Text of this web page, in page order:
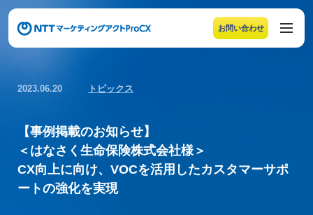
お問い合わせ
メニューの末尾です。Escape キーでメニューを閉じるこ
2023.06.20 トピックス
【事例掲載のお知らせ】
＜はなさく生命保険株式会社様＞
CX向上に向け、VOCを活用したカスタマーサポ
ートの強化を実現